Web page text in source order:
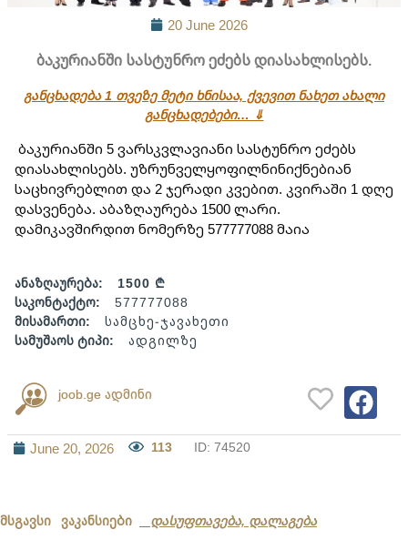
20 June 2026
ბაკურიანში სასტუნრო ეძებს დიასახლისებს.
განცხადება 1 თვეზე მეტი ხნისაა, ქვევით ნახეთ ახალი
განცხადებები… ⇓
დიასახლისებს. უზრუნველყოფილნინიქნებიან
საცხივრებლით და 2 ჯერადი კვებით. კვირაში 1 დღე
დასვენება. აბაზღაურება 1500 ლარი.
დამიკავშირდით ნომერზე 577777088 მაია
ანაზღაურება:
1500 ₾
საკონტაქტო:
577777088
მისამართი:
სამცხე-ჯავახეთი
სამუშაოს ტიპი:
ადგილზე
joob.ge ადმინი
June 20, 2026 113 ID: 74520
მსგავსი ვაკანსიები დასუფთავება, დალაგება